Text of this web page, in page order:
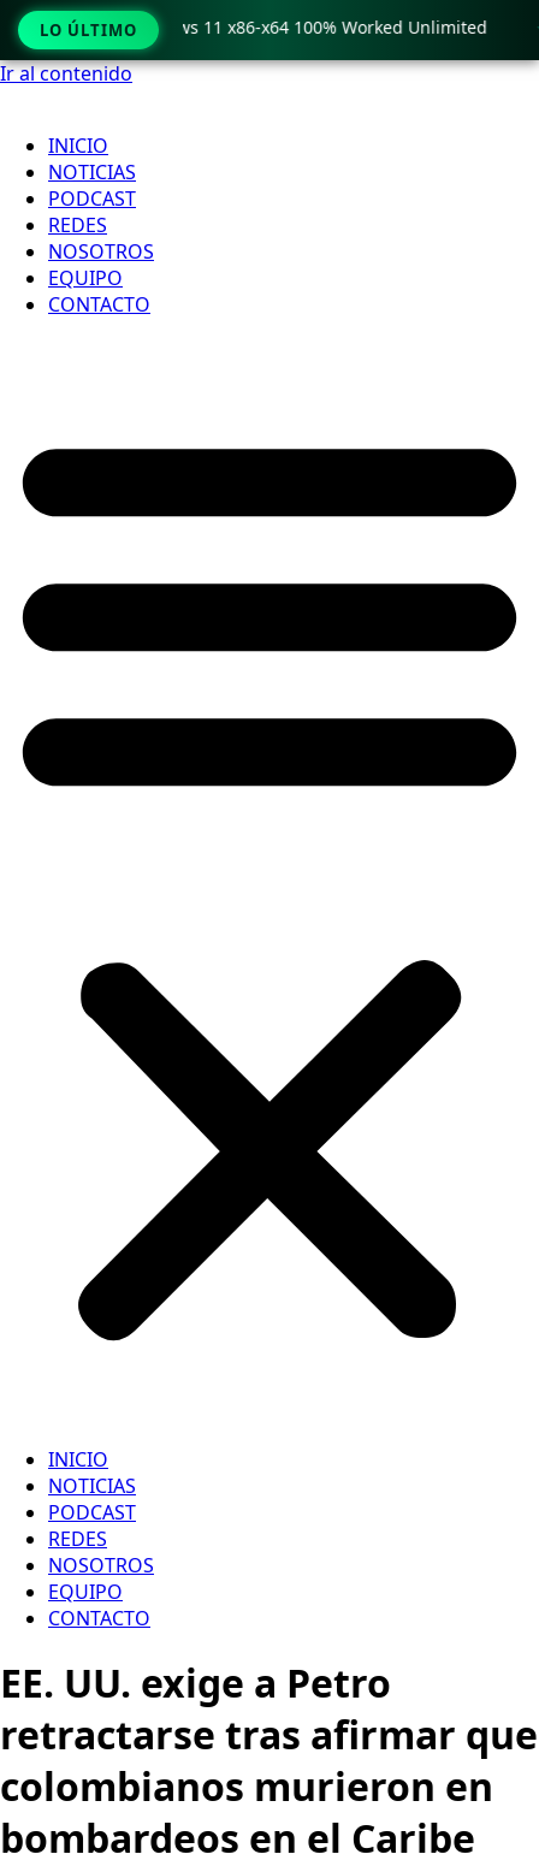
Ir al contenido
INICIO
NOTICIAS
PODCAST
REDES
NOSOTROS
EQUIPO
CONTACTO
INICIO
NOTICIAS
PODCAST
REDES
NOSOTROS
EQUIPO
CONTACTO
EE. UU. exige a Petro
retractarse tras afirmar que
colombianos murieron en
bombardeos en el Caribe
LO ÚLTIMO
Crack only Windows 11 x86-x64 100% Worked Unlimited